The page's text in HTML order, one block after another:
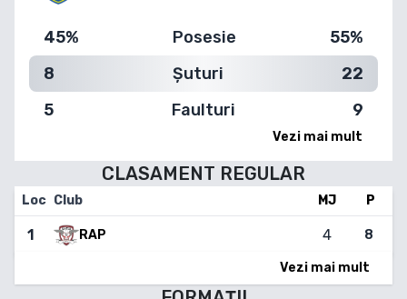
45% Posesie
55%
8
Șuturi
22
5
Faulturi 9
Vezi mai mult
CLASAMENT REGULAR
Loc Club MJ P
1 RAP 4 8
Vezi mai mult